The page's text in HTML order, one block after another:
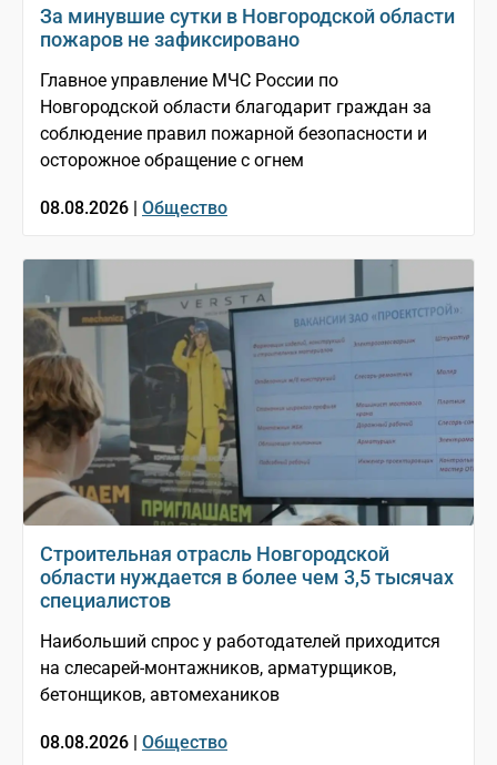
За минувшие сутки в Новгородской области
пожаров не зафиксировано
Главное управление МЧС России по
Новгородской области благодарит граждан за
соблюдение правил пожарной безопасности и
осторожное обращение с огнем
08.08.2026 | Общество
Строительная отрасль Новгородской
области нуждается в более чем 3,5 тысячах
специалистов
Наибольший спрос у работодателей приходится
на слесарей-монтажников, арматурщиков,
бетонщиков, автомехаников
08.08.2026 | Общество